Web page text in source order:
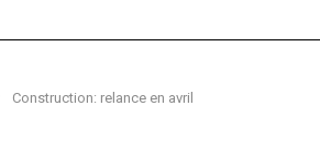
Construction: relance en avril